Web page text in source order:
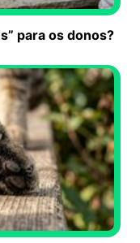
para os donos?